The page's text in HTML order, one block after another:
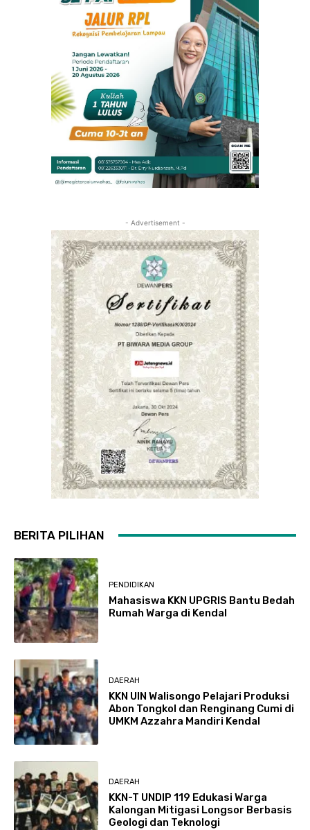
- Advertisement -
BERITA PILIHAN
PENDIDIKAN
Mahasiswa KKN UPGRIS Bantu Bedah
Rumah Warga di Kendal
DAERAH
KKN UIN Walisongo Pelajari Produksi
Abon Tongkol dan Renginang Cumi di
UMKM Azzahra Mandiri Kendal
DAERAH
KKN-T UNDIP 119 Edukasi Warga
Kalongan Mitigasi Longsor Berbasis
Geologi dan Teknologi